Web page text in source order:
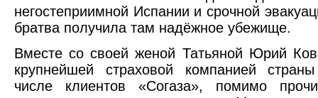
негостеприимной Испании и срочной
братва получила там надёжное убежище.
Вместе со своей женой Татьяной Юрий
крупнейшей страховой компанией
числе клиентов «Согаза», помимо